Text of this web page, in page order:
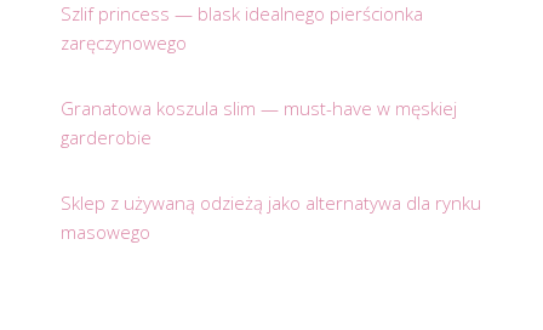
Szlif princess — blask idealnego pierścionka
zaręczynowego
Granatowa koszula slim — must-have w męskiej
garderobie
Sklep z używaną odzieżą jako alternatywa dla rynku
masowego